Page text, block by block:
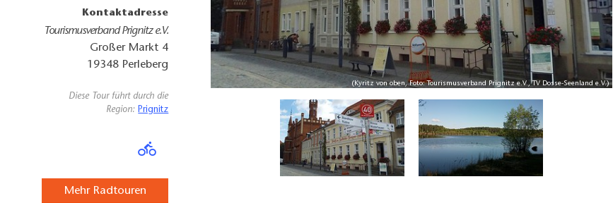
Kontaktadresse
Tourismusverband Prignitz e.V.
Großer Markt 4
19348 Perleberg
Diese Tour führt durch die
Region: Prignitz
Mehr Radtouren
(Kyritz von oben, Foto: Tourismusverband Prignitz e.V., TV Dosse-Seenland e.V.)